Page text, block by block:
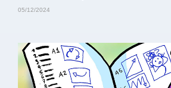
05/12/2024